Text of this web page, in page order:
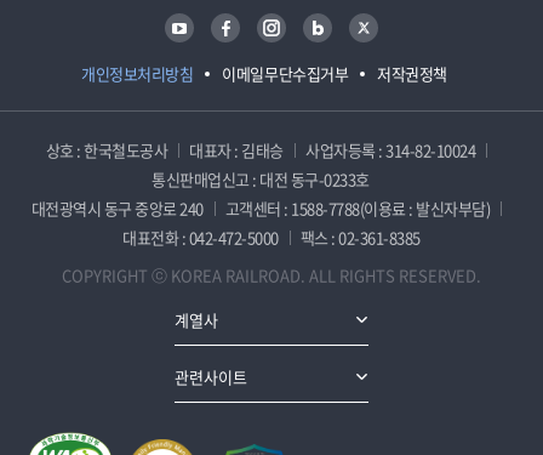
개인정보처리방침 이메일무단수집거부 저작권정책
유튜브 페이스북 인스타그램 블로그 트위터
상호 : 한국철도공사 대표자 : 김태승
사업자등록 : 314-82-10024
통신판매업신고 : 대전 동구-0233호
대전광역시 동구 중앙로 240
고객센터 : 1588-7788(이용료 : 발신자부담)
대표전화 : 042-472-5000
팩스 : 02-361-8385
COPYRIGHT ⓒ KOREA RAILROAD. ALL RIGHTS RESERVED.
계열사
관련사이트